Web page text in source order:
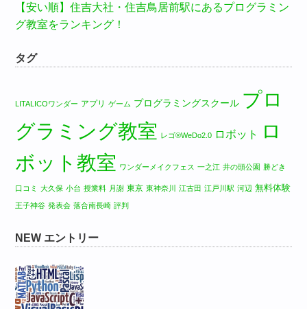
【安い順】住吉大社・住吉鳥居前駅にあるプログラミン
グ教室をランキング！
タグ
LITALICOワンダー アプリ ゲーム プログラミングスクール プロ
グラミング教室 レゴ®WeDo2.0 ロボット
ロ
ボット教室 ワンダーメイクフェス 一之江 井の頭公園 勝どき
口コミ 大久保 小台 授業料 月謝 東京 東神奈川 江古田 江戸川駅 河辺 無料体験
王子神谷 発表会 落合南長崎 評判
NEW エントリー